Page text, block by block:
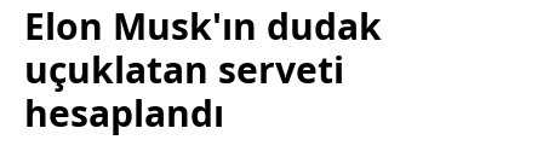
Elon Musk'ın dudak
uçuklatan serveti
hesaplandı